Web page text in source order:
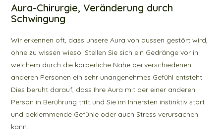
Aura-Chirurgie, Veränderung durch
Schwingung
Wir erkennen oft, dass unsere Aura von aussen gestört wird,
ohne zu wissen wieso. Stellen Sie sich ein Gedränge vor in
welchem durch die körperliche Nähe bei verschiedenen
anderen Personen ein sehr unangenehmes Gefühl entsteht.
Dies beruht darauf, dass Ihre Aura mit der einer anderen
Person in Berührung tritt und Sie im Innersten instinktiv stört
und beklemmende Gefühle oder auch Stress verursachen
kann.